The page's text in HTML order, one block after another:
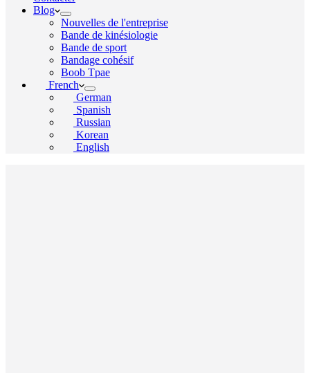
Blog
Nouvelles de l'entreprise
Bande de kinésiologie
Bande de sport
Bandage cohésif
Boob Tpae
French
German
Spanish
Russian
Korean
English